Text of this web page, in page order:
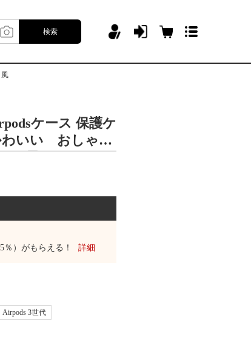
検索
ケース 保護ケ
いい おしゃれ
％）がもらえる！ 詳細
Airpods 3世代